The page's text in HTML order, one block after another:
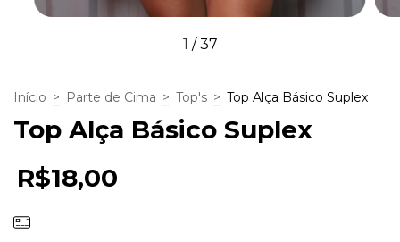
1 /37
Início > Parte de Cima > Top's > Top Alça Básico Suplex
Top Alça Básico Suplex
R$18,00